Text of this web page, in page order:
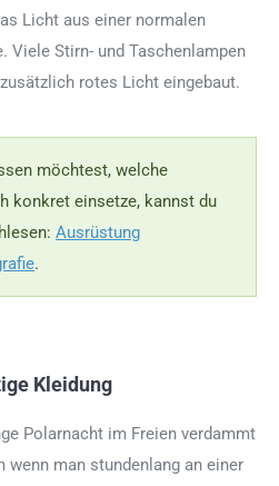
Licht aus einer normalen
Viele Stirn- und Taschenlampen
rotes Licht eingebaut.
möchtest, welche
konkret einsetze, kannst du
Ausrüstung
.
Kleidung
Polarnacht im Freien verdammt
wenn man stundenlang an einer